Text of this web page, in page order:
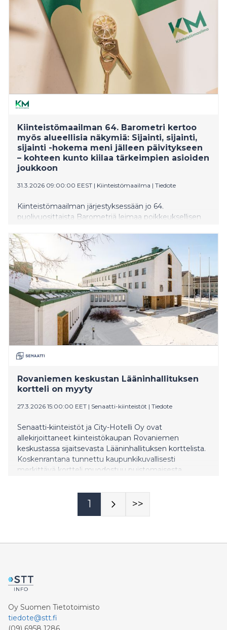
Kiinteistömaailman 64. Barometri kertoo
myös alueellisia näkymiä: Sijainti, sijainti,
sijainti -hokema meni jälleen päivitykseen
– kohteen kunto kiilaa tärkeimpien asioiden
joukkoon
31.3.2026 09:00:00 EEST | Kiinteistömaailma | Tiedote
Kiinteistömaailman järjestyksessään jo 64.
puolivuosittaista Barometriä leimaa poikkeuksellisen
ennusteissa on toki nähty eroja aikaisempinakin
vuosina, mutta nyt osamarkkinoiden erilaisuus leimaa
korostuneesti kevään Barometria”, sanoo
Kiinteistömaailma Oy:n toimitusjohtaja Mika
Laurikainen. Valtakunnalliset keskiarvot muodostuvat
hyvinkin erilaisista osamarkkinoista, ja vanhaa hokema
sijainti, sijainti, sijainti saa tässä Barometrissä jälleen
uuden päivityksen. Tässä ajassa se on hinta, kunto,
Rovaniemen keskustan Lääninhallituksen
kortteli on myyty
27.3.2026 15:00:00 EET | Senaatti-kiinteistöt | Tiedote
Senaatti-kiinteistöt ja City-Hotelli Oy ovat
allekirjoittaneet kiinteistökaupan Rovaniemen
keskustassa sijaitsevasta Lääninhallituksen korttelista.
Koskenrantana tunnettu kaupunkikuvallisesti
merkittävä kortteli muodostuu puistomaisesta
suunnitelmien mukaan korkealaatuiseksi
hotellikokonaisuudeksi suojellen korttelin
mahdollisuuden alueen jatkokehittämiseen.
1 >>
Oy Suomen Tietotoimisto
tiedote@stt.fi